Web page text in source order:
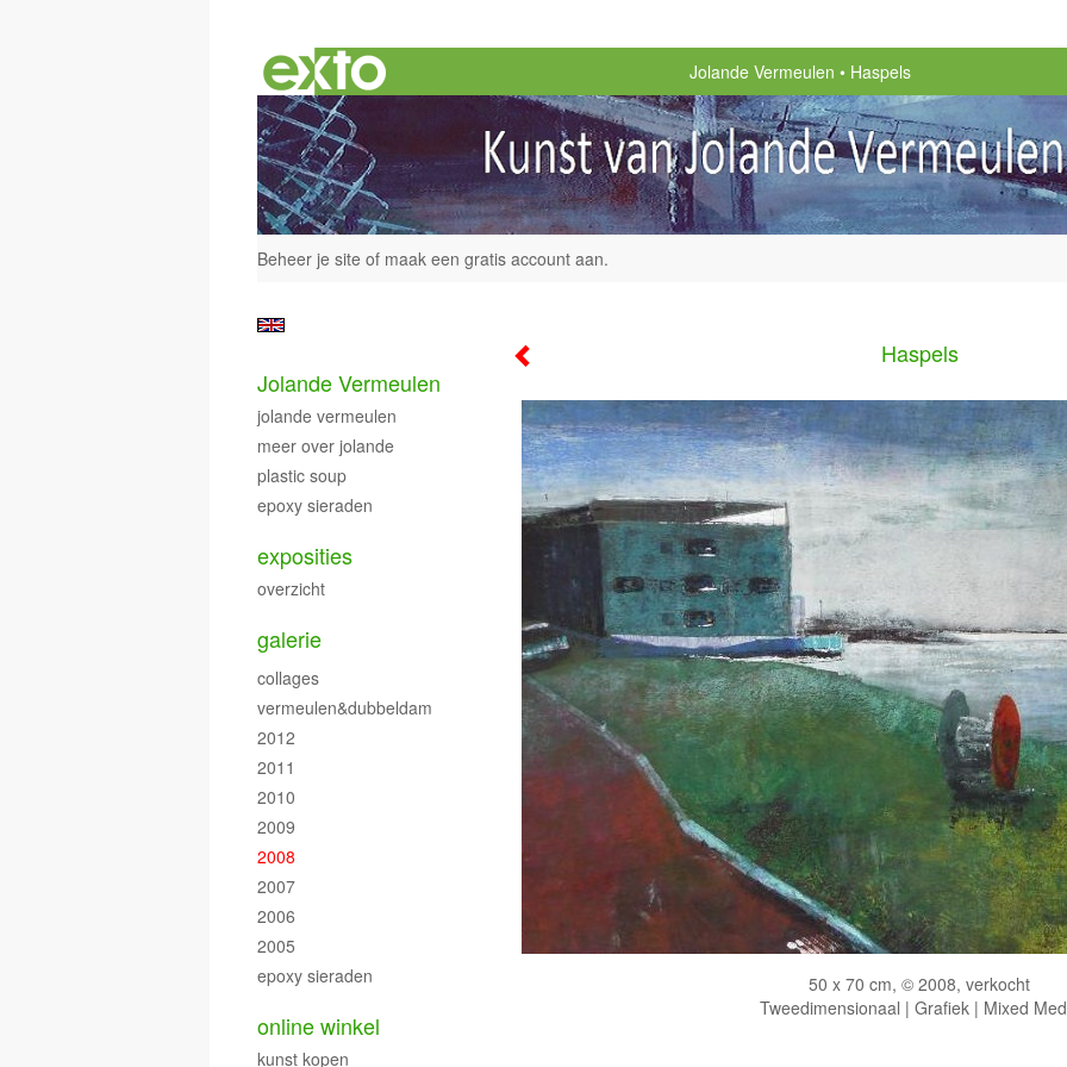
Jolande Vermeulen Haspels
Beheer je site of maak een gratis account aan.
Haspels
50 x 70 cm, © 2008, verkocht
Tweedimensionaal | Grafiek | Mixed
Jolande Vermeulen
jolande vermeulen
meer over jolande
plastic soup
epoxy sieraden
exposities
overzicht
galerie
collages
vermeulen&dubbeldam
2012
2011
2010
2009
2008
2007
2006
2005
epoxy sieraden
online winkel
kunst kopen